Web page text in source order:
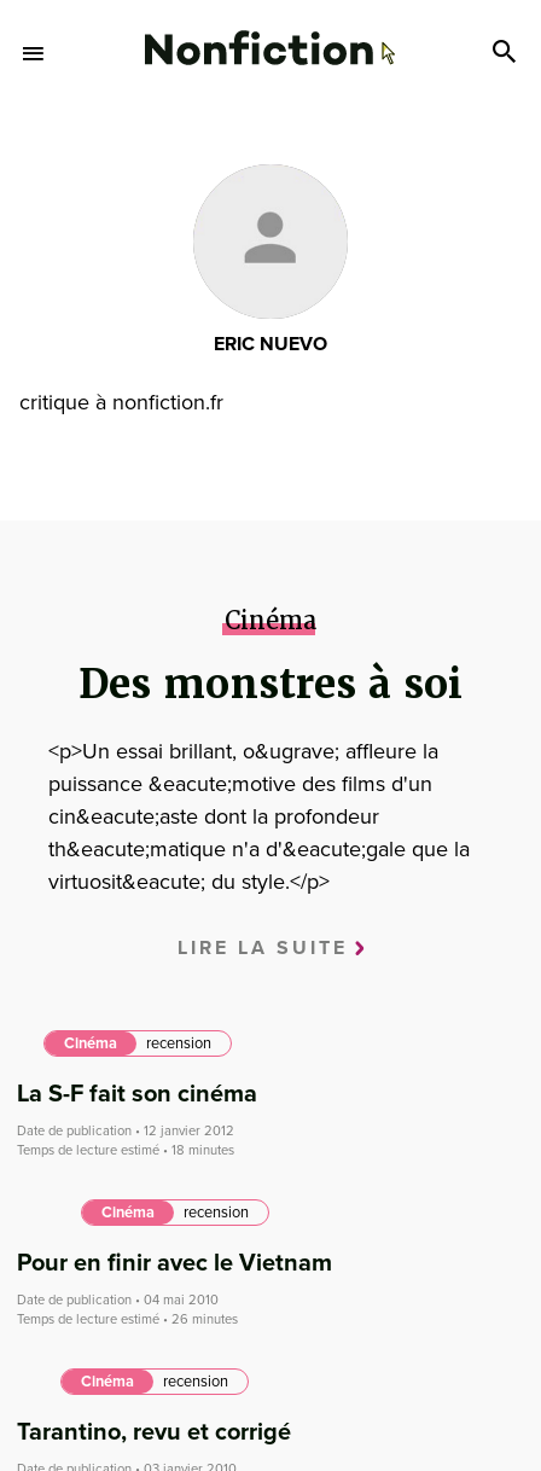
ERIC NUEVO
critique à nonfiction.fr
Cinéma
Des monstres à soi
<p>Un essai brillant, o&ugrave; affleure la
puissance &eacute;motive des films d'un
cin&eacute;aste dont la profondeur
th&eacute;matique n'a d'&eacute;gale que la
virtuosit&eacute; du style.</p>
LIRE LA SUITE
Cinéma recension
La S-F fait son cinéma
Date de publication • 12 janvier 2012
Temps de lecture estimé • 18 minutes
Cinéma recension
Pour en finir avec le Vietnam
Date de publication • 04 mai 2010
Temps de lecture estimé • 26 minutes
Cinéma recension
Tarantino, revu et corrigé